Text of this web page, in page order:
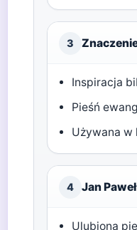
3
Inspiracja
Pieśń
Używana
4 Jan
Ulubiona